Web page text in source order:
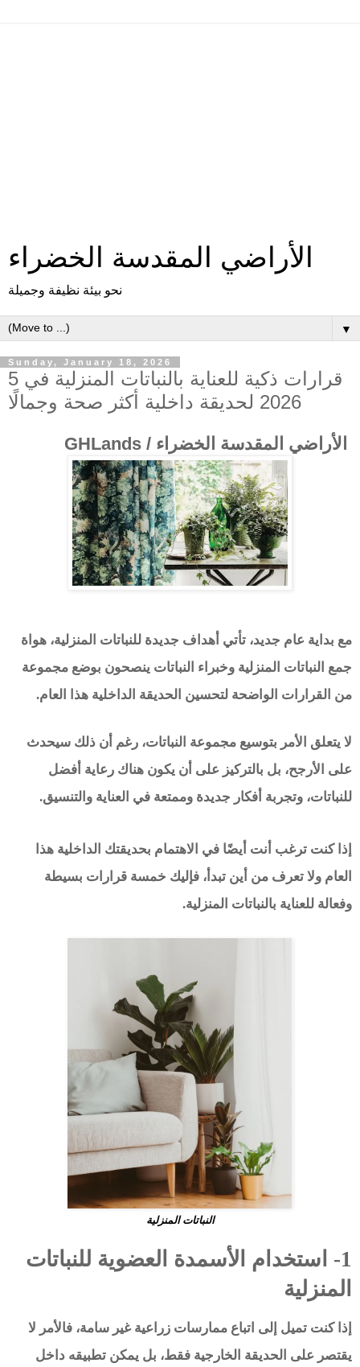
الأراضي المقدسة الخضراء
نحو بيئة نظيفة وجميلة
▼
Sunday, January 18, 2026
5 قرارات ذكية للعناية بالنباتات المنزلية في
2026 لحديقة داخلية أكثر صحة وجمالًا
الأراضي المقدسة الخضراء / GHLands
مع بداية عام جديد، تأتي أهداف جديدة للنباتات المنزلية، هواة
جمع النباتات المنزلية وخبراء النباتات ينصحون بوضع مجموعة
من القرارات الواضحة لتحسين الحديقة الداخلية هذا العام.
لا يتعلق الأمر بتوسيع مجموعة النباتات، رغم أن ذلك سيحدث
على الأرجح، بل بالتركيز على أن يكون هناك رعاية أفضل
للنباتات، وتجربة أفكار جديدة وممتعة في العناية والتنسيق.
إذا كنت ترغب أنت أيضًا في الاهتمام بحديقتك الداخلية هذا
العام ولا تعرف من أين تبدأ، فإليك خمسة قرارات بسيطة
وفعالة للعناية بالنباتات المنزلية.
النباتات المنزلية
1- استخدام الأسمدة العضوية للنباتات
المنزلية
إذا كنت تميل إلى اتباع ممارسات زراعية غير سامة، فالأمر لا
يقتصر على الحديقة الخارجية فقط، بل يمكن تطبيقه داخل